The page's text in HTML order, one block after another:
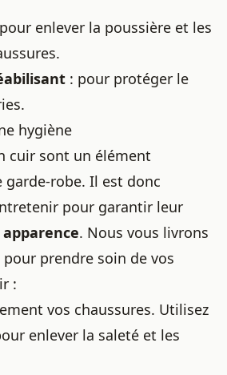
pour enlever la poussière et les
: pour protéger le
hygiène
cuir sont un élément
garde-robe. Il est donc
pour garantir leur
apparence. Nous vous livrons
prendre soin de vos
:
vos chaussures. Utilisez
enlever la saleté et les